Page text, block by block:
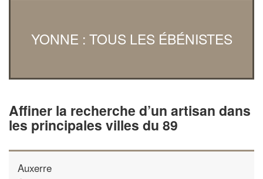
YONNE : TOUS LES ÉBÉNISTES
Affiner la recherche d’un artisan dans
les principales villes du 89
Auxerre